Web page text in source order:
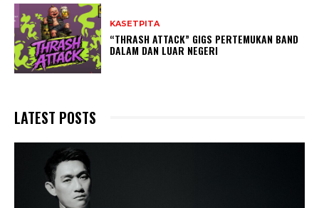
KASETPITA
“THRASH ATTACK” GIGS PERTEMUKAN BAND
DALAM DAN LUAR NEGERI
LATEST POSTS